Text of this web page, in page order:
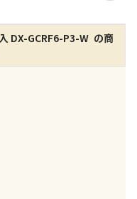
る商品です（宅配便での
店舗での受取となりま
です
ません。お手数です
い求めください
できません。
（店舗受取は選択でき
DX-GCRF6-P3-W の商